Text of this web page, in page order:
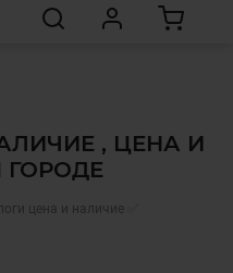
, ЦЕНА И
цена и наличие ✅